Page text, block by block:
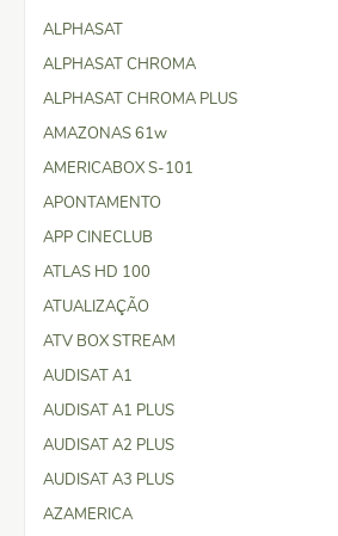
ALPHASAT
ALPHASAT CHROMA
ALPHASAT CHROMA PLUS
AMAZONAS 61w
AMERICABOX S-101
APONTAMENTO
APP CINECLUB
ATLAS HD 100
ATUALIZAÇÃO
ATV BOX STREAM
AUDISAT A1
AUDISAT A1 PLUS
AUDISAT A2 PLUS
AUDISAT A3 PLUS
AZAMERICA